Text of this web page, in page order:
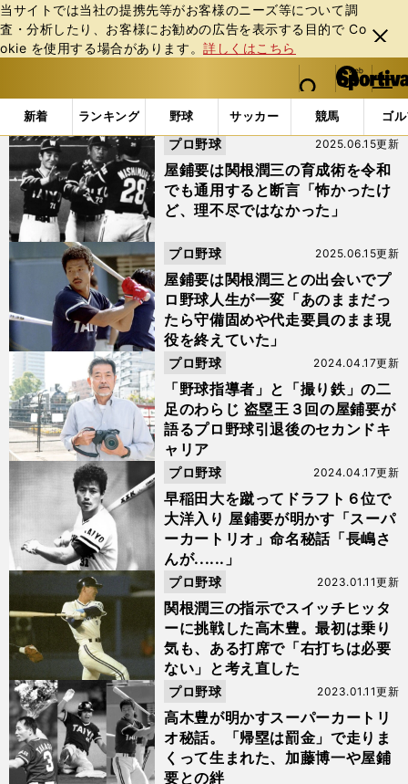
当サイトでは当社の提携先等がお客様のニーズ等について調
査・分析したり、お客様にお勧めの広告を表⽰する⽬的で Co
okie を使⽤する場合があります。詳しくはこちら
閉じ
る
web Sportiva (webスポルティーバ)
検索
マイペ
ー
ジ
メニュ
新着 ランキング 野球 サッカー 競馬 ゴ
b
ス
ポ
ル
テ
ィ
ー
バ
「#加藤博一」の最新ニュース・ 情報
屋鋪要は関根潤三の育成術を令和
でも通用すると断言「怖かったけ
ど、理不尽ではなかった」
2025.06.15更新
プロ野球
屋鋪要は関根潤三との出会いでプ
ロ野球人生が一変「あのままだっ
たら守備固めや代走要員のまま現
役を終えていた」
2025.06.15更新
プロ野球
「野球指導者」と「撮り鉄」の二
足のわらじ 盗塁王３回の屋鋪要が
語るプロ野球引退後のセカンドキ
ャリア
2024.04.17更新
プロ野球
早稲田大を蹴ってドラフト６位で
大洋入り 屋鋪要が明かす「スーパ
ーカートリオ」命名秘話「長嶋さ
んが......」
2024.04.17更新
プロ野球
関根潤三の指示でスイッチヒッタ
ーに挑戦した高木豊。最初は乗り
気も、ある打席で「右打ちは必要
ない」と考え直した
2023.01.11更新
プロ野球
高木豊が明かすスーパーカートリ
オ秘話。「帰塁は罰金」で走りま
くって生まれた、加藤博一や屋鋪
要との絆
2023.01.11更新
プロ野球